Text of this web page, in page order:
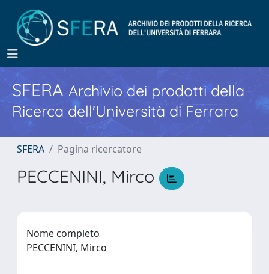
SFERA Archivio dei prodotti della
Ricerca dell'Università di Ferrara
SFERA Pagina ricercatore
PECCENINI, Mirco
Nome completo
PECCENINI, Mirco